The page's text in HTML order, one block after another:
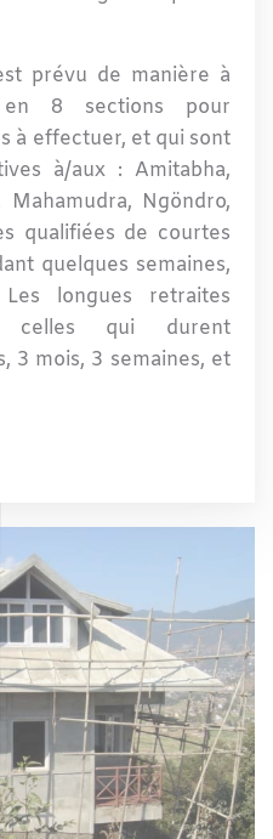
prévu de manière à
8 sections pour
à effectuer, et qui sont
à/aux : Amitabha,
Ngöndro,
qualifiées de courtes
quelques semaines,
longues retraites
celles qui durent
3 mois, 3 semaines, et